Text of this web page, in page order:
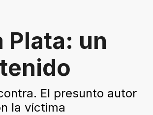
Plata: un
El presunto autor
la víctima